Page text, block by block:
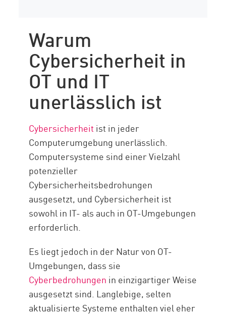
Warum
Cybersicherheit in
OT und IT
unerlässlich ist
Cybersicherheit ist in jeder
Computerumgebung unerlässlich.
Computersysteme sind einer Vielzahl
potenzieller
Cybersicherheitsbedrohungen
ausgesetzt, und Cybersicherheit ist
sowohl in IT- als auch in OT-Umgebungen
erforderlich.
Es liegt jedoch in der Natur von OT-
Umgebungen, dass sie
Cyberbedrohungen in einzigartiger Weise
ausgesetzt sind. Langlebige, selten
aktualisierte Systeme enthalten viel eher